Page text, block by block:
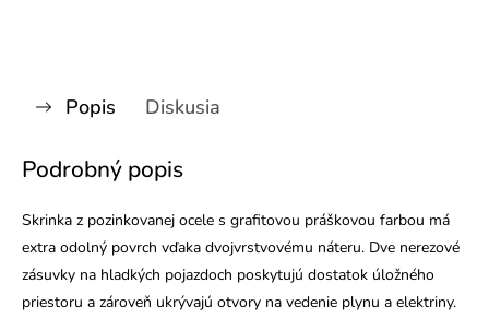
Popis Diskusia
Podrobný popis
Skrinka z pozinkovanej ocele s grafitovou práškovou farbou má
extra odolný povrch vďaka dvojvrstvovému náteru. Dve nerezové
zásuvky na hladkých pojazdoch poskytujú dostatok úložného
priestoru a zároveň ukrývajú otvory na vedenie plynu a elektriny.